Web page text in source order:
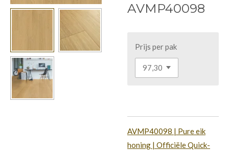
AVMP40098
Prijs per pak
AVMP40098 | Pure eik
honing | Officiële Quick-